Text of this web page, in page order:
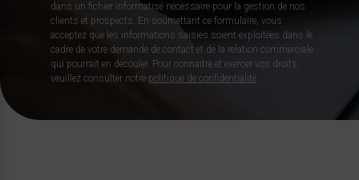
dans un fichier informatisé nécessaire pour la gestion de nos
clients et prospects. En soumettant ce formulaire, vous
acceptez que les informations saisies soient exploitées dans le
cadre de votre demande de contact et de la relation commerciale
qui pourrait en découler. Pour connaitre et exercer vos droits,
veuillez consulter notre politique de confidentialité